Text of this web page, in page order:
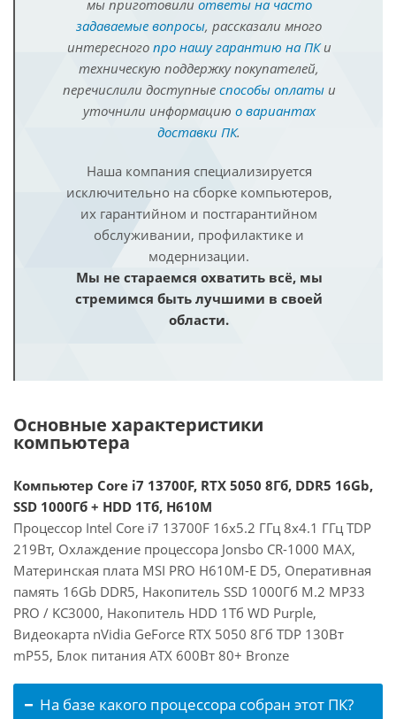
мы приготовили ответы на часто
задаваемые вопросы, рассказали много
интересного про нашу гарантию на ПКи
техническую поддержку покупателей,
перечислили доступные способы оплатыи
уточнили информацию о вариантах
доставки ПК.
Наша компания специализируется
исключительно на сборке компьютеров,
их гарантийном и постгарантийном
обслуживании, профилактике и
модернизации.
Мы не стараемся охватить всё, мы
стремимся быть лучшими в своей
области.
Основные характеристики
компьютера
Компьютер Core i7 13700F, RTX 5050 8Гб, DDR5 16Gb,
SSD 1000Гб + HDD 1Тб, H610M
Процессор Intel Core i7 13700F 16x5.2 ГГц 8x4.1 ГГц TDP
219Вт, Охлаждение процессора Jonsbo CR-1000 MAX,
Материнская плата MSI PRO H610M-E D5, Оперативная
память 16Gb DDR5, Накопитель SSD 1000Гб M.2 MP33
PRO / KC3000, Накопитель HDD 1Тб WD Purple,
Видеокарта nVidia GeForce RTX 5050 8Гб TDP 130Вт
mP55, Блок питания ATX 600Вт 80+ Bronze
На базе какого процессора собран этот ПК?